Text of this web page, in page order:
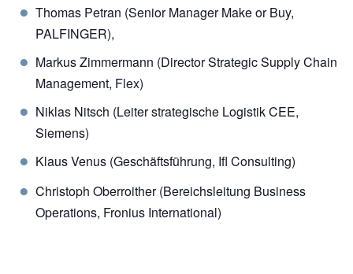
Thomas Petran (Senior Manager Make or Buy,
PALFINGER),
Markus Zimmermann (Director Strategic Supply Chain
Management, Flex)
Niklas Nitsch (Leiter strategische Logistik CEE,
Siemens)
Klaus Venus (Geschäftsführung, Ifl Consulting)
Christoph Oberroither (Bereichsleitung Business
Operations, Fronius International)